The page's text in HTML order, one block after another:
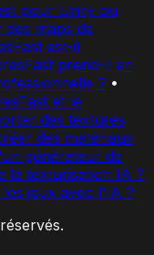
pour Unity ou
maps de
est-il
prend-il en
? •
et le
des textures
des matériaux
générateur de
la texturisation IA ?
jeux avec l'IA ?